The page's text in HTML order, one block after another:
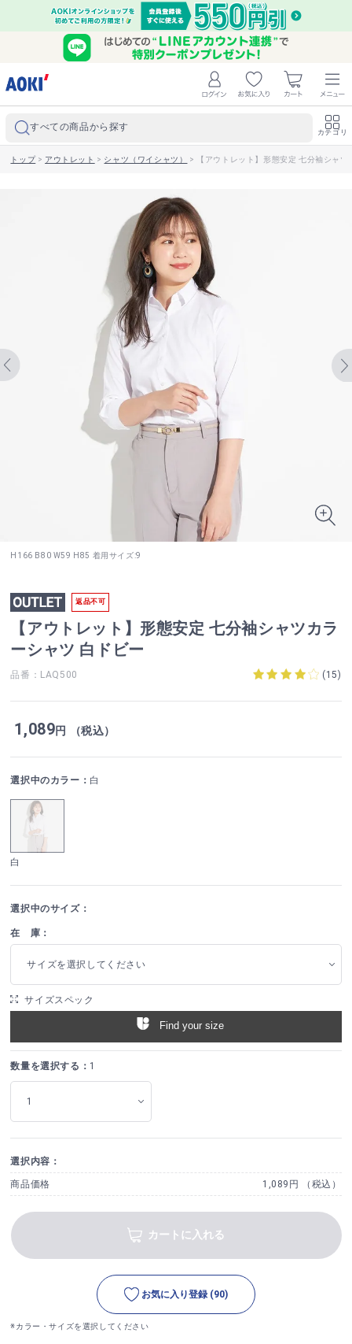
すべての商品から探す カテゴリ
トップ> アウトレット > シャツ（ワイシャツ） > 【アウトレット】形態安定 七分袖シャ
H166 B80 W59 H85 着用サイズ:9
返品不可
【アウトレット】形態安定 七分袖シャツカラ
ーシャツ 白ドビー
品番：LAQ500 (15)
1,089円 （税込）
選択中のカラー： 白
白
選択中のサイズ：
在 庫：
サイズを選択してください
サイズスペック
Find your size
数量を選択する： 1
選択内容：
商品価格 1,089円 （税込）
カートに入れる
お気に入り登録 (90)
※カラー・サイズを選択してください